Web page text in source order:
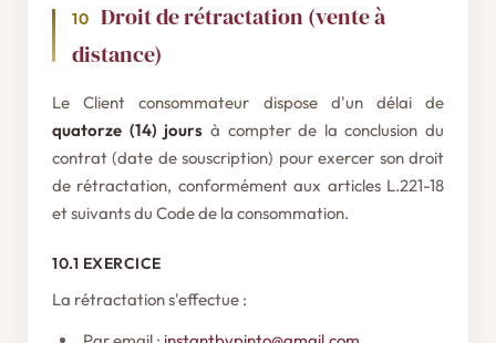
10
Droit de rétractation (vente à
distance)
Le Client consommateur dispose d'un délai de
quatorze (14) jours à compter de la conclusion du
contrat (date de souscription) pour exercer son droit
de rétractation, conformément aux articles L.221-18
et suivants du Code de la consommation.
10.1 EXERCICE
La rétractation s'effectue :